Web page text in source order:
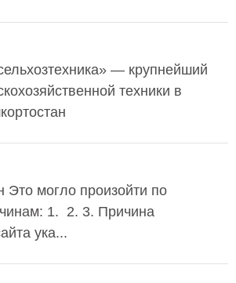
— крупнейший
техники в
Это могло произойти по
1. 2. 3. Причина
ука...